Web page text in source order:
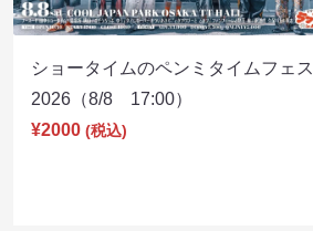
ショータイムのペンミタイムフェス
2026（8/8 17:00）
¥2000 (税込)